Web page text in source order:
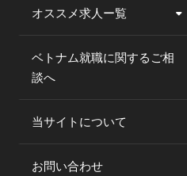
オススメ求人ー覧
ベトナム就職に関するご相
談へ
当サイトについて
お問い合わせ